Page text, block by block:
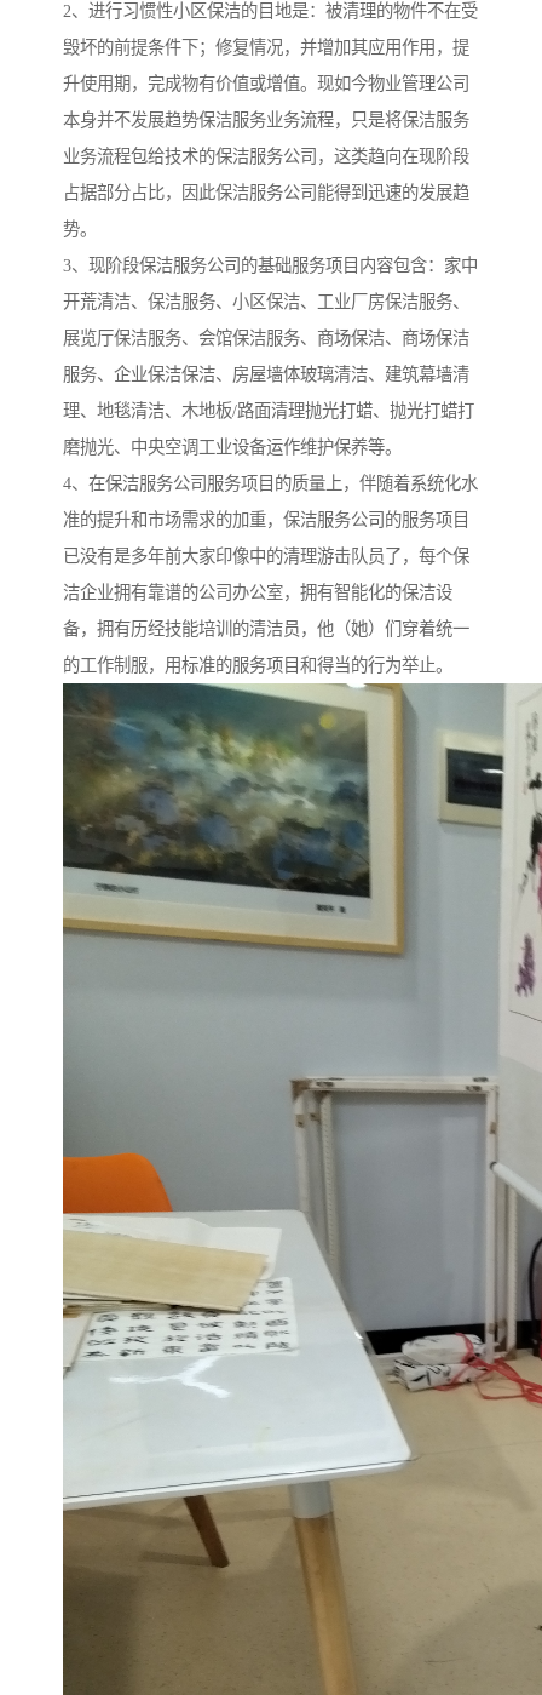
2、进行习惯性小区保洁的目地是：被清理的物件不在受
毁坏的前提条件下；修复情况，并增加其应用作用，提
升使用期，完成物有价值或增值。现如今物业管理公司
本身并不发展趋势保洁服务业务流程，只是将保洁服务
业务流程包给技术的保洁服务公司，这类趋向在现阶段
占据部分占比，因此保洁服务公司能得到迅速的发展趋
势。
3、现阶段保洁服务公司的基础服务项目内容包含：家中
开荒清洁、保洁服务、小区保洁、工业厂房保洁服务、
展览厅保洁服务、会馆保洁服务、商场保洁、商场保洁
服务、企业保洁保洁、房屋墙体玻璃清洁、建筑幕墙清
理、地毯清洁、木地板/路面清理抛光打蜡、抛光打蜡打
磨抛光、中央空调工业设备运作维护保养等。
4、在保洁服务公司服务项目的质量上，伴随着系统化水
准的提升和市场需求的加重，保洁服务公司的服务项目
已没有是多年前大家印像中的清理游击队员了，每个保
洁企业拥有靠谱的公司办公室，拥有智能化的保洁设
备，拥有历经技能培训的清洁员，他（她）们穿着统一
的工作制服，用标准的服务项目和得当的行为举止。